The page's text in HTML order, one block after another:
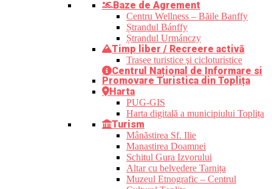
Baze de Agrement
Centru Wellness – Băile Banffy
Ștrandul Bánffy
Ștrandul Urmánczy
Timp liber / Recreere activă
Trasee turistice şi cicloturistice
Centrul Național de Informare si
Promovare Turistica din Toplița
Harta
PUG-GIS
Harta digitală a municipiului Toplița
Turism
Mânăstirea Sf. Ilie
Manastirea Doamnei
Schitul Gura Izvorului
Altar cu belvedere Tarnița
Muzeul Etnografic – Centrul